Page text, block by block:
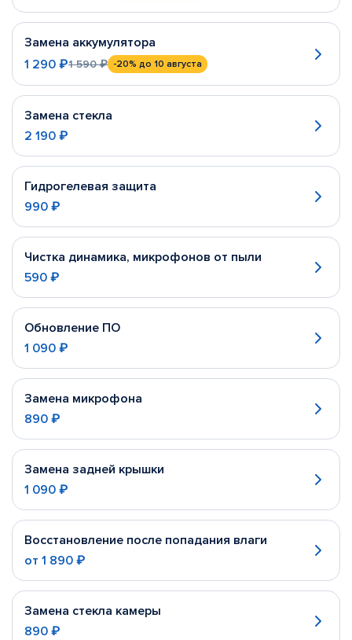
Замена аккумулятора
1 290 ₽1 590 ₽ -20% до 10 августа
Замена стекла
2 190 ₽
Гидрогелевая защита
990 ₽
Чистка динамика, микрофонов от пыли
590 ₽
Обновление ПО
1 090 ₽
Замена микрофона
890 ₽
Замена задней крышки
1 090 ₽
Восстановление после попадания влаги
от 1 890 ₽
Замена стекла камеры
890 ₽